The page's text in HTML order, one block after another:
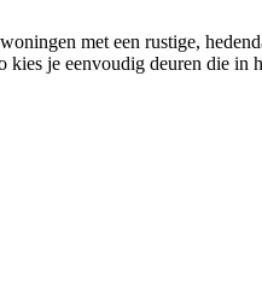
met een rustige,
je eenvoudig deuren die in